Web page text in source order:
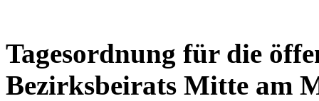
Tagesordnung für die
Bezirksbeirats Mitte am